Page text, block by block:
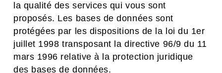
la qualité des services qui vous sont
proposés. Les bases de données sont
protégées par les dispositions de la loi du 1er
juillet 1998 transposant la directive 96/9 du 11
mars 1996 relative à la protection juridique
des bases de données.